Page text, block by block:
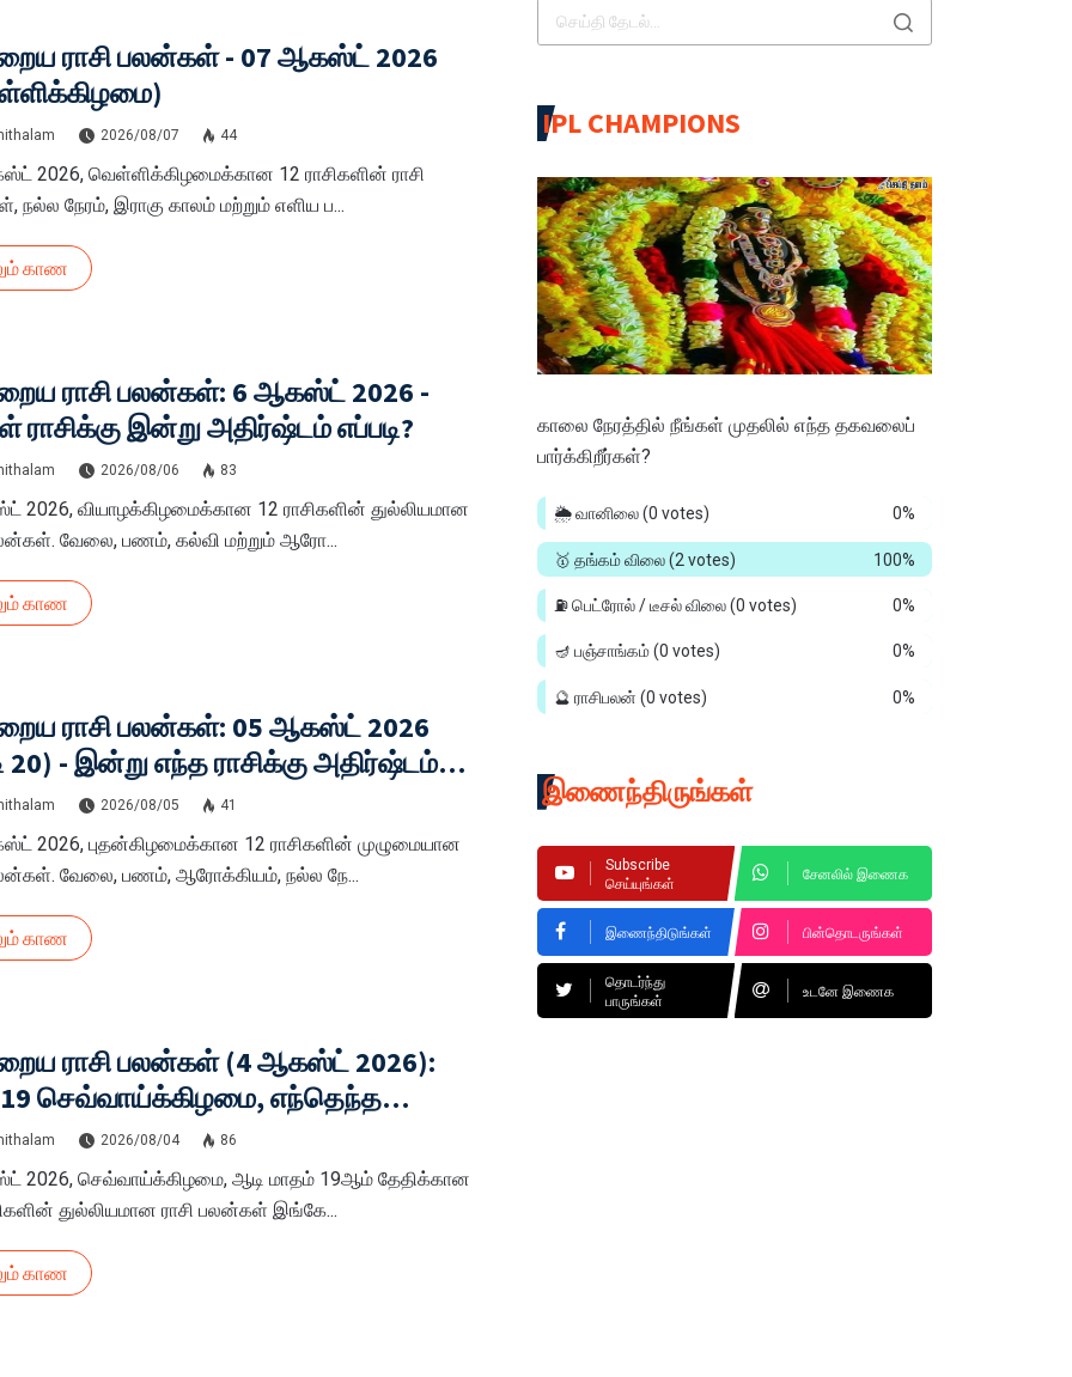
ராசி பலன்கள் - 07 ஆகஸ்ட் 2026
2026/08/07 44
2026, வெள்ளிக்கிழமைக்கான 12 ராசிகளின் ராசி
நல்ல நேரம், இராகு காலம் மற்றும் எளிய ப...
காண
ராசி பலன்கள்: 6 ஆகஸ்ட் 2026 -
ராசிக்கு இன்று அதிர்ஷ்டம் எப்படி?
2026/08/06 83
2026, வியாழக்கிழமைக்கான 12 ராசிகளின் துல்லியமான
வேலை, பணம், கல்வி மற்றும் ஆரோ...
காண
ராசி பலன்கள்: 05 ஆகஸ்ட் 2026
20) - இன்று எந்த ராசிக்கு அதிர்ஷ்டம்?
ராசிக்கான துல்லியமான பலன்கள்!
2026/08/05 41
2026, புதன்கிழமைக்கான 12 ராசிகளின் முழுமையான
வேலை, பணம், ஆரோக்கியம், நல்ல நே...
காண
ராசி பலன்கள் (4 ஆகஸ்ட் 2026):
செவ்வாய்க்கிழமை, எந்தெந்த
இன்று பணமழை பொழியும்? 12
துல்லியமான கணிப்பு!
2026/08/04 86
2026, செவ்வாய்க்கிழமை, ஆடி மாதம் 19ஆம் தேதிக்கான
துல்லியமான ராசி பலன்கள் இங்கே...
காண
IPL CHAMPIONS
காலை நேரத்தில் நீங்கள் முதலில் எந்த தகவலைப்
பார்க்கிறீர்கள்?
0%
🌦️ வானிலை(0 votes)
100%
🥇 தங்கம் விலை(2 votes)
0%
⛽ பெட்ரோல் / டீசல் விலை(0 votes)
0%
🪔 பஞ்சாங்கம்(0 votes)
0%
🔮 ராசிபலன் (0 votes)
இணைந்திருங்கள்
Subscribe
செய்யுங்கள்
சேனலில் இணைக
இணைந்திடுங்கள் பின்தொடருங்கள்
தொடர்ந்து
பாருங்கள்
உடனே இணைக